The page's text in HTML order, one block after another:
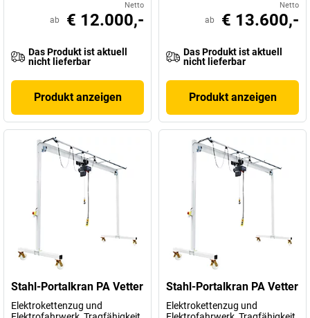
Netto
ab € 12.000,-
Das Produkt ist aktuell
nicht lieferbar
Produkt anzeigen
Netto
ab € 13.600,-
Das Produkt ist aktuell
nicht lieferbar
Produkt anzeigen
Stahl-Portalkran PA Vetter
Elektrokettenzug und
Stahl-Portalkran PA Vetter
Elektrokettenzug und